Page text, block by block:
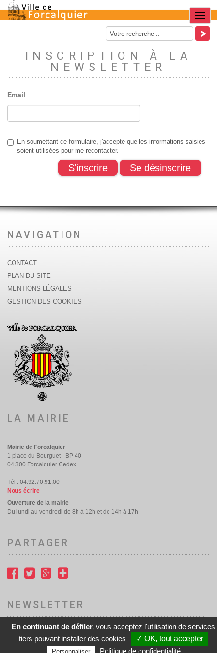
INSCRIPTION À LA
NEWSLETTER
Email
En soumettant ce formulaire, j'accepte que les informations saisies
soient utilisées pour me recontacter.
NAVIGATION
CONTACT
PLAN DU SITE
MENTIONS LÉGALES
GESTION DES COOKIES
LA MAIRIE
Mairie de Forcalquier
1 place du Bourguet - BP 40
04 300 Forcalquier Cedex
Tél : 04.92.70.91.00
Nous écrire
Ouverture de la mairie
Du lundi au vendredi de 8h à 12h et de 14h à 17h.
PARTAGER
NEWSLETTER
Accès à notre newsletter
Menu
En continuant de défiler, vous acceptez l'utilisation de services
tiers pouvant installer des cookies
✓ OK, tout accepter
Personnaliser Politique de confidentialité